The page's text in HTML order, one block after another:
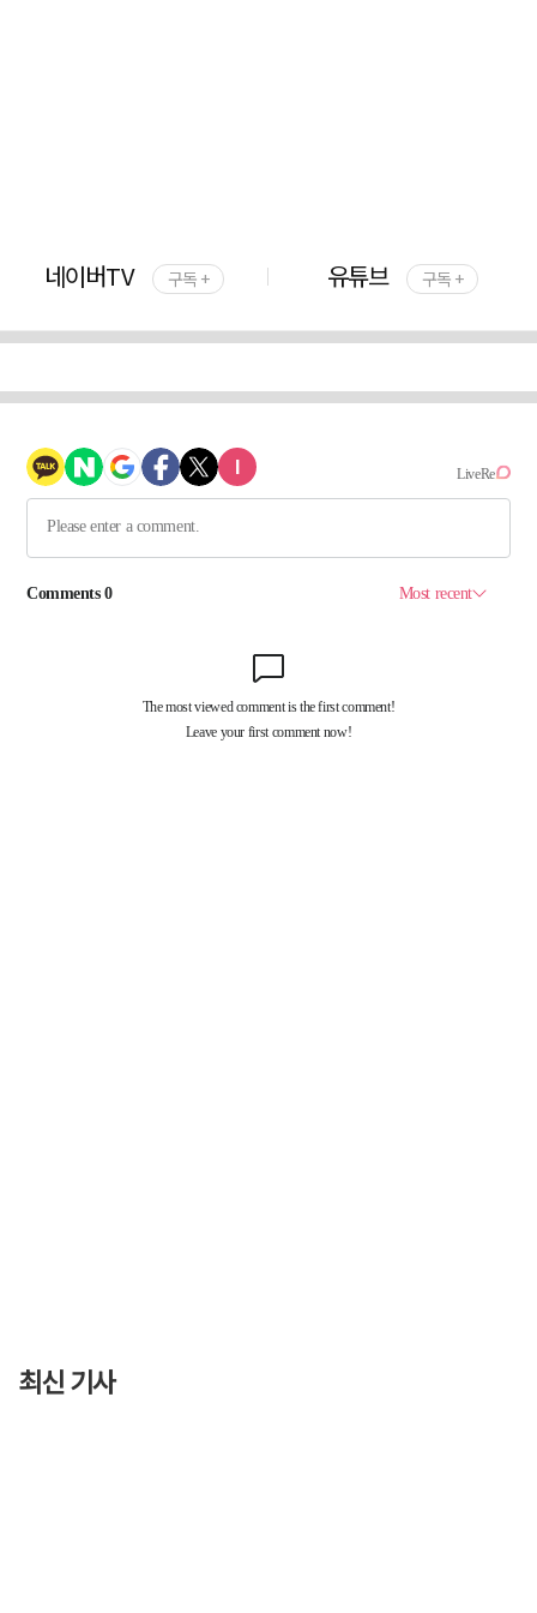
네이버TV 구독 + 유튜브 구독 +
최신 기사